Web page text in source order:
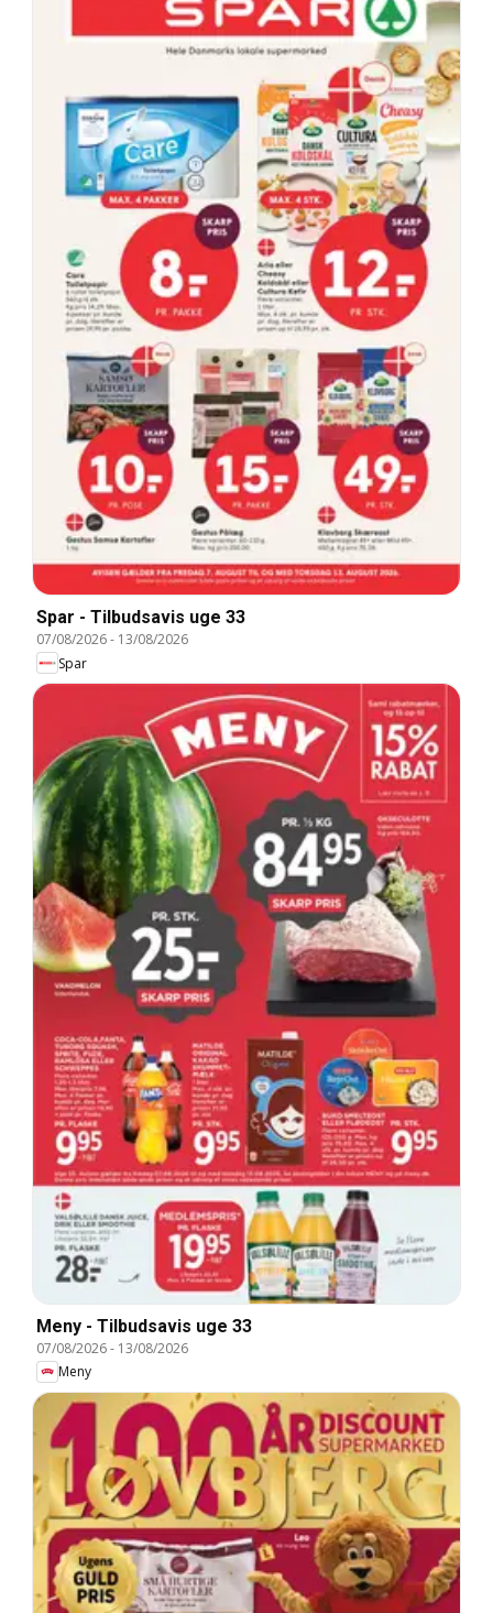
Spar - Tilbudsavis uge 33
07/08/2026- 13/08/2026
Spar
Meny - Tilbudsavis uge 33
07/08/2026- 13/08/2026
Meny